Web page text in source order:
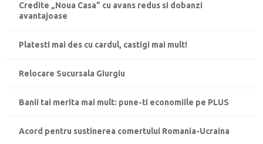
Credite „Noua Casa” cu avans redus si dobanzi
avantajoase
Platesti mai des cu cardul, castigi mai mult!
Relocare Sucursala Giurgiu
Banii tai merita mai mult: pune-ti economiile pe PLUS
Acord pentru sustinerea comertului Romania-Ucraina